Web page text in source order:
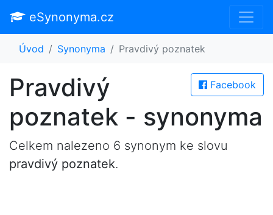
eSynonyma.cz
Úvod Synonyma Pravdivý poznatek
Facebook
Pravdivý
poznatek - synonyma
Celkem nalezeno 6 synonym ke slovu
pravdivý poznatek.